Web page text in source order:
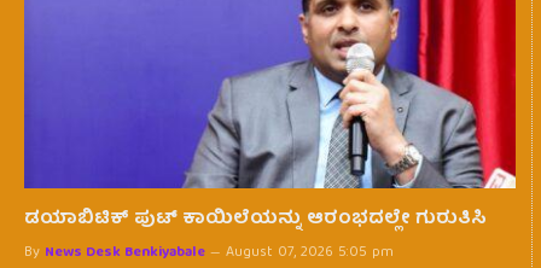
ಡಯಾಬಿಟಿಕ್ ಪುಟ್ ಕಾಯಿಲೆಯನ್ನು ಆರಂಭದಲ್ಲೇ ಗುರುತಿಸಿ
By News Desk Benkiyabale August 07, 2026 5:05 pm